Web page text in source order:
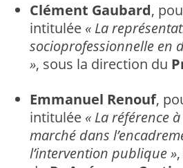
Clément Gaubard,
intitulée « La
socioprofessionnelle en
», sous la direction du
Emmanuel Renouf,
intitulée « La référence
marché dans
l’intervention publique »